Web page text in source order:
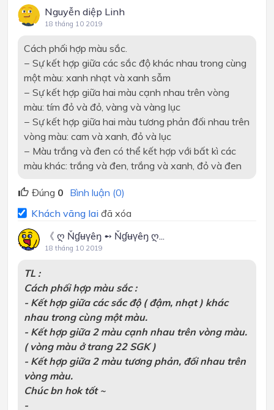
Nguyễn diệp Linh
18 tháng 10 2019
Cách phối hợp màu sắc.
− Sự kết hợp giữa các sắc độ khác nhau trong cùng
một màu: xanh nhạt và xanh sẫm
− Sự kết hợp giữa hai màu cạnh nhau trên vòng
màu: tím đỏ và đỏ, vàng và vàng lục
− Sự kết hợp giữa hai màu tương phản đối nhau trên
vòng màu: cam và xanh, đỏ và lục
− Màu trắng và đen có thể kết hợp với bất kì các
màu khác: trắng và đen, trắng và xanh, đỏ và đen
Đúng 0 Bình luận (0)
Khách vãng lai đã xóa
《 ღ Ňɠʉүêŋ ➻ Ňɠʉүêŋ ღ...
18 tháng 10 2019
TL :
Cách phối hợp màu sắc :
- Kết hợp giữa các sắc độ ( đậm, nhạt ) khác
nhau trong cùng một màu.
- Kết hợp giữa 2 màu cạnh nhau trên vòng màu.
( vòng màu ở trang 22 SGK )
- Kết hợp giữa 2 màu tương phản, đối nhau trên
vòng màu.
Chúc bn hok tốt ~
-